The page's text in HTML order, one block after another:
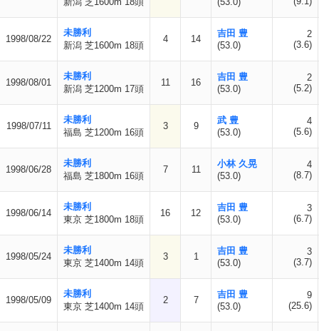
1998/08/22
未勝利
新潟 芝1600m 18頭
4 14
吉田 豊
(53.0)
2
(3.6)
1998/08/01
未勝利
新潟 芝1200m 17頭
11 16
吉田 豊
(53.0)
2
(5.2)
1998/07/11
未勝利
福島 芝1200m 16頭
3 9
武 豊
(53.0)
4
(5.6)
1998/06/28
未勝利
福島 芝1800m 16頭
7 11
小林 久晃
(53.0)
4
(8.7)
1998/06/14
未勝利
東京 芝1800m 18頭
16 12
吉田 豊
(53.0)
3
(6.7)
1998/05/24
未勝利
東京 芝1400m 14頭
3 1
吉田 豊
(53.0)
3
(3.7)
1998/05/09
未勝利
東京 芝1400m 14頭
2 7
吉田 豊
(53.0)
9
(25.6)